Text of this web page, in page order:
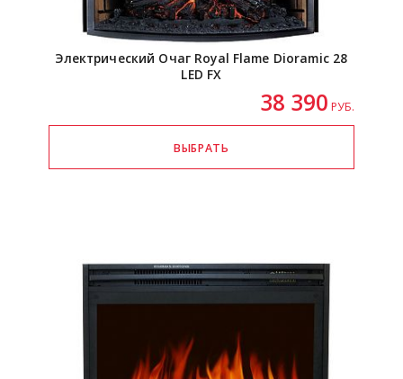
Электрический Очаг Royal Flame Dioramic 28
LED FX
38 390 РУБ.